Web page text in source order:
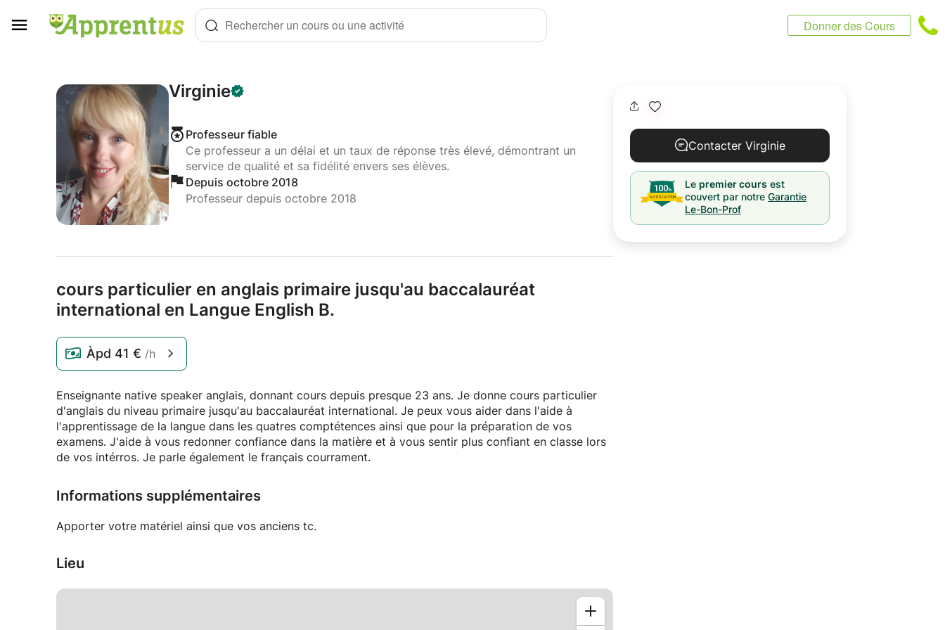
Rechercher un cours ou une activité Donner des Cours
Virginie
Professeur fiable
Ce professeur a un délai et un taux de réponse très élevé, démontrant un
service de qualité et sa fidélité envers ses élèves.
Depuis octobre 2018
Professeur depuis octobre 2018
cours particulier en anglais primaire jusqu'au baccalauréat
international en Langue English B.
Àpd 41 € /h
Enseignante native speaker anglais, donnant cours depuis presque 23 ans. Je donne cours particulier
d'anglais du niveau primaire jusqu'au baccalauréat international. Je peux vous aider dans l'aide à
l'apprentissage de la langue dans les quatres comptétences ainsi que pour la préparation de vos
examens. J'aide à vous redonner confiance dans la matière et à vous sentir plus confiant en classe lors
de vos intérros. Je parle également le français courrament.
Informations supplémentaires
Apporter votre matériel ainsi que vos anciens tc.
Lieu
Contacter Virginie
Le premier cours est
couvert par notre Garantie
Le-Bon-Prof